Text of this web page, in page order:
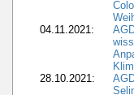
04.11.2021:
28.10.2021: